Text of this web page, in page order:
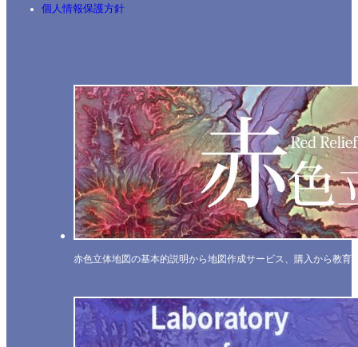
個人情報保護方針
赤色立体地図の基本的説明から地図作成サービス、購入から教育